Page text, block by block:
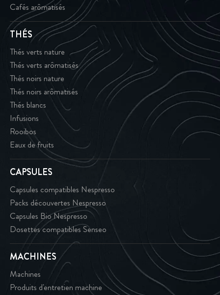
Cafés arômatisés
THÉS
Thés verts nature
Thés verts arômatisés
Thés noirs nature
Thés noirs arômatisés
Thés blancs
Infusions
Rooibos
Eaux de fruits
CAPSULES
Capsules compatibles Nespresso
Packs découvertes Nespresso
Capsules Bio Nespresso
Dosettes compatibles Senseo
MACHINES
Machines
Produits d'entretien machine